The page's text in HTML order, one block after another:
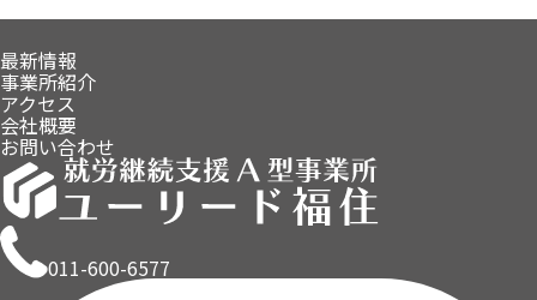
最新情報
事業所紹介
アクセス
会社概要
お問い合わせ
011-600-6577